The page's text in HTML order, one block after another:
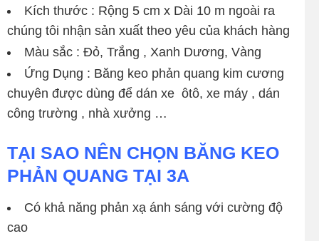
Kích thước : Rộng 5 cm x Dài 10 m ngoài ra
chúng tôi nhận sản xuất theo yêu của khách hàng
Màu sắc : Đỏ, Trắng , Xanh Dương, Vàng
Ứng Dụng : Băng keo phản quang kim cương
chuyên được dùng để dán xe ôtô, xe máy , dán
công trường , nhà xưởng …
TẠI SAO NÊN CHỌN BĂNG KEO
PHẢN QUANG TẠI 3A
Có khả năng phản xạ ánh sáng với cường độ
cao